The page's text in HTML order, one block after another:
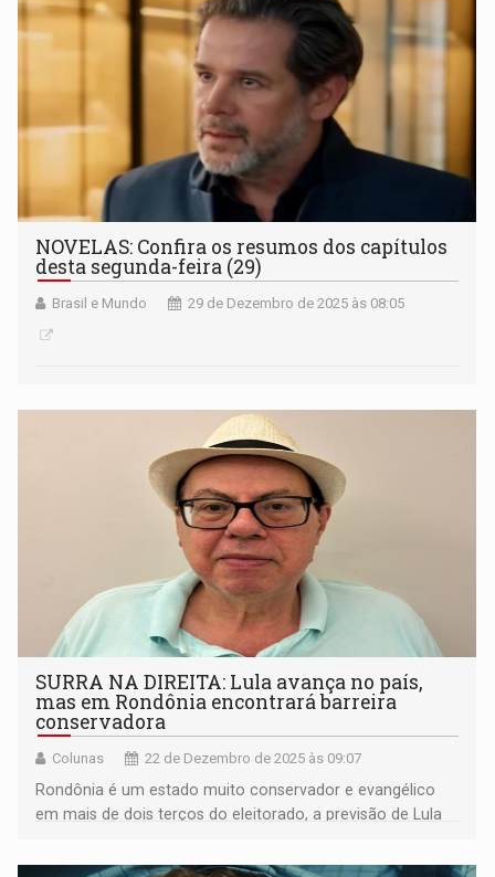
NOVELAS: Confira os resumos dos capítulos
desta segunda-feira (29)
Brasil e Mundo 29 de Dezembro de 2025 às 08:05
SURRA NA DIREITA: Lula avança no país,
mas em Rondônia encontrará barreira
conservadora
Colunas 22 de Dezembro de 2025 às 09:07
Rondônia é um estado muito conservador e evangélico
em mais de dois terços do eleitorado, a previsão de Lula